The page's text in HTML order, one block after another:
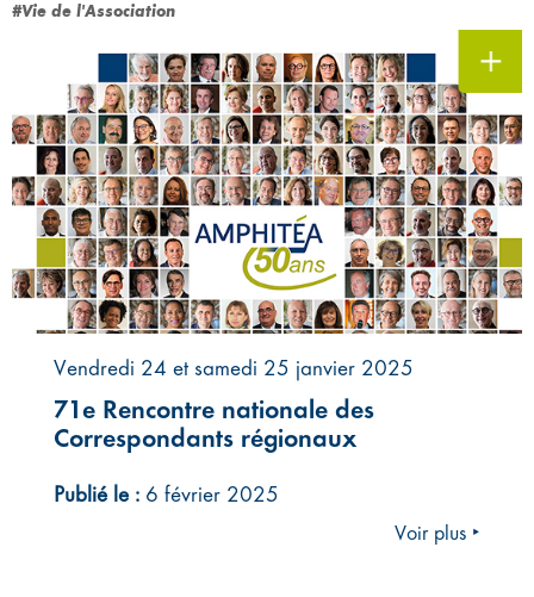
#Vie de l'Association
Vendredi 24 et samedi 25 janvier 2025
71e Rencontre nationale des
Correspondants régionaux
Publié le : 6 février 2025
Voir plus ‣